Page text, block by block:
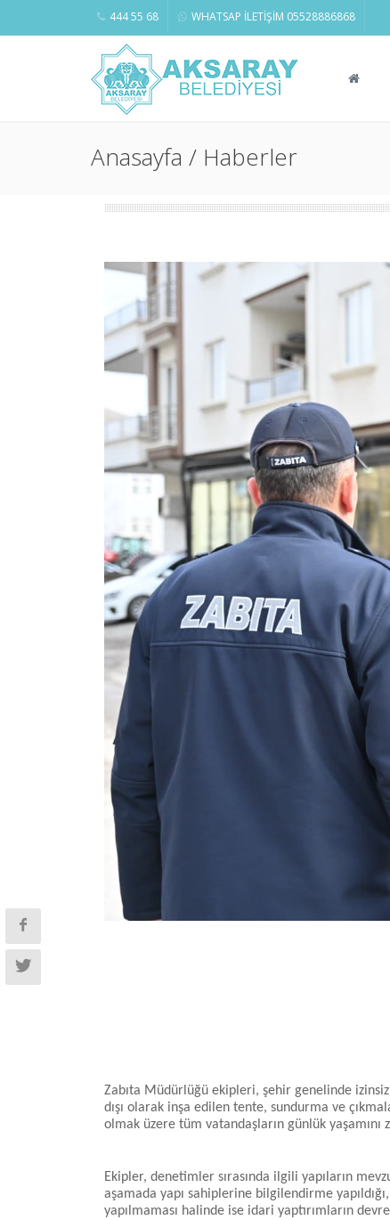
444 55 68 WHATSAP İLETİŞİM 05528886868
Anasayfa / Haberler
Zabıta Müdürlüğü ekipleri, şehir genelinde
dışı olarak inşa edilen tente, sundurma ve
olmak üzere tüm vatandaşların günlük yaşamını
Ekipler, denetimler sırasında ilgili yapıların
aşamada yapı sahiplerine bilgilendirme
yapılmaması halinde ise idari yaptırımların